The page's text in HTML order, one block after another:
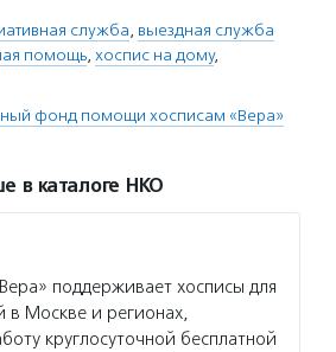
служба, выездная служба
помощь, хоспис на дому,
фонд помощи хосписам «Вера»
в каталоге НКО
поддерживает хосписы для
в Москве и регионах,
круглосуточной бесплатной